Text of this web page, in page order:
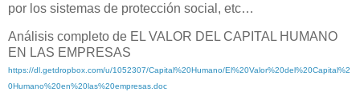
por los sistemas de protección social, etc…
Análisis completo de EL VALOR DEL CAPITAL HUMANO
EN LAS EMPRESAS
https://dl.getdropbox.com/u/1052307/Capital%20Humano/El%20Valor%20del%20Capital%2
0Humano%20en%20las%20empresas.doc